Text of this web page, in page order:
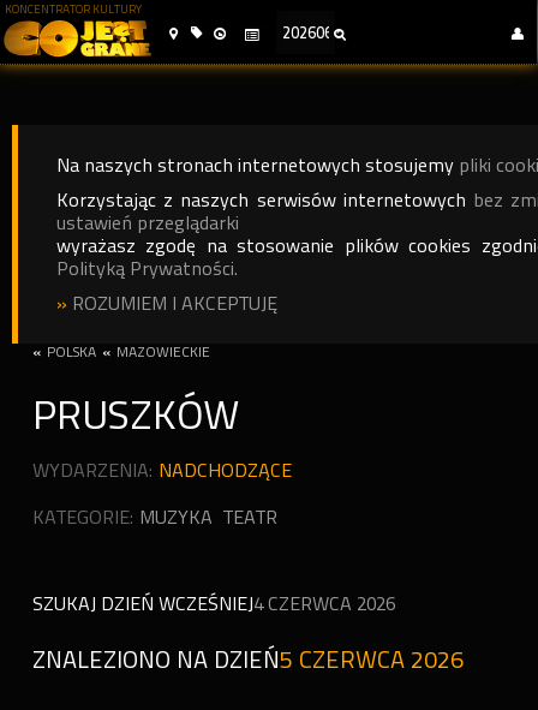
KONCENTRATOR KULTURY
Na naszych stronach internetowych stosujemy pliki
Korzystając z naszych serwisów internetowych bez
ustawień przeglądarki
wyrażasz zgodę na stosowanie plików cookies
Polityką Prywatności.
» ROZUMIEM I AKCEPTUJĘ
« POLSKA « MAZOWIECKIE
PRUSZKÓW
WYDARZENIA: NADCHODZĄCE
KATEGORIE: MUZYKA TEATR
SZUKAJ DZIEŃ WCZEŚNIEJ4 CZERWCA 2026
ZNALEZIONO NA DZIEŃ5 CZERWCA 2026